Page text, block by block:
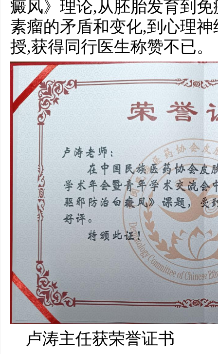
癜风》理论,从胚胎发育到
素瘤的矛盾和变化,到心理
授,获得同行医生称赞不已。
卢涛主任获荣誉证书